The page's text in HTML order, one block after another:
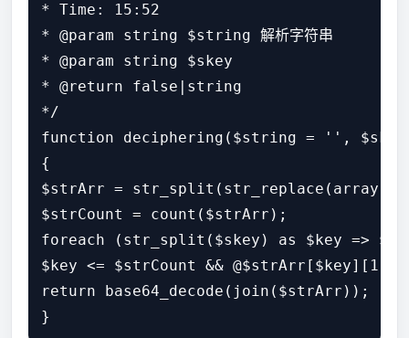
* Time: 15:52
* @param string $string 解析字符串
* @param string $skey
* @return false|string
*/
function deciphering($string = '',
{
$strArr =
$strCount = count($strArr);
foreach (str_split($skey) as $key =>
$key <= $strCount &&
return base64_decode(join($strArr));